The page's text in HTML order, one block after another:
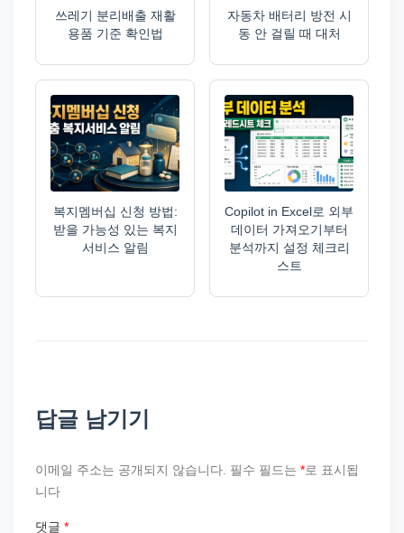
쓰레기 분리배출 재활
용품 기준 확인법
자동차 배터리 방전 시
동 안 걸릴 때 대처
복지멤버십 신청 방법:
받을 가능성 있는 복지
서비스 알림
Copilot in Excel로 외부
데이터 가져오기부터
분석까지 설정 체크리
스트
답글 남기기
이메일 주소는 공개되지 않습니다. 필수 필드는 *로 표시됩
니다
댓글 *